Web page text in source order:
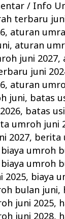
/ Info
terbaru
, aturan
, aturan
juni 2027,
juni
, aturan
juni, batas
, batas
umroh juni
2027, berita
biaya umroh
biaya umroh
2025, biaya
bulan juni,
juni 2025,